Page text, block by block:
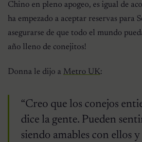
Chino en pleno apogeo, es igual de
ha empezado a aceptar reservas para
asegurarse de que todo el mundo
año lleno de conejitos!
Donna le dijo a Metro UK:
“Creo que los conejos
dice la gente. Pueden
siendo amables con ellos